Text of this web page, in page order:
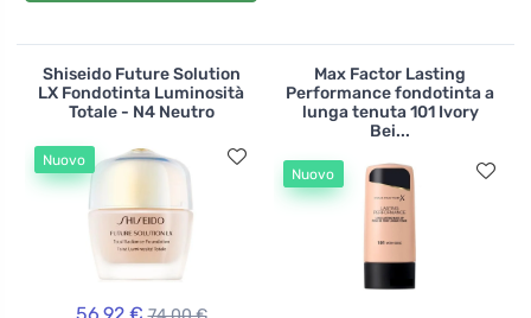
Shiseido Future Solution
LX Fondotinta Luminosità
Totale - N4 Neutro
Nuovo
Max Factor Lasting
Performance fondotinta a
lunga tenuta 101 Ivory
Bei...
Nuovo